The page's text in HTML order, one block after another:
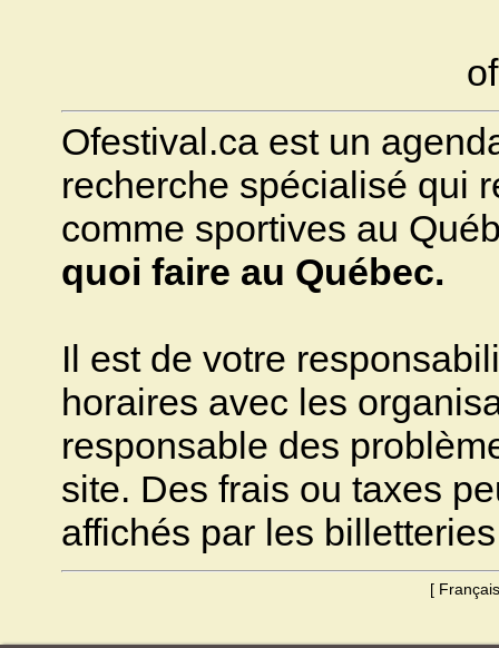
Ofestival.ca est un
recherche spécialisé qui
comme sportives au
quoi faire au Québec.
Il est de votre
horaires avec les
responsable des
site. Des frais ou taxes
affichés par les
[ Français